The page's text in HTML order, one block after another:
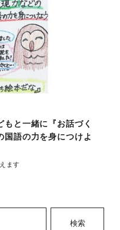
と一緒に『お話づく
国語の力を身につけよ
ます
検索